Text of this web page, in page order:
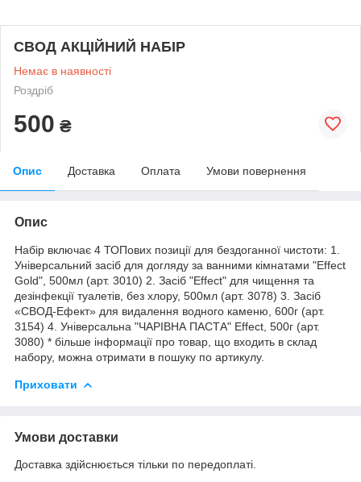
СВОД АКЦІЙНИЙ НАБІР
Немає в наявності
Роздріб
500 ₴
Опис Доставка Оплата Умови повернення
Опис
Набір включає 4 ТОПових позиції для бездоганної чистоти: 1.
Універсальний засіб для догляду за ванними кімнатами "Effect
Gold", 500мл (арт. 3010) 2. Засіб "Effect" для чищення та
дезінфекції туалетів, без хлору, 500мл (арт. 3078) 3. Засіб
«СВОД-Ефект» для видалення водного каменю, 600г (арт.
3154) 4. Універсальна "ЧАРІВНА ПАСТА" Effect, 500г (арт.
3080) * більше інформації про товар, що входить в склад
набору, можна отримати в пошуку по артикулу.
Приховати
Умови доставки
Доставка здійснюється тільки по передоплаті.